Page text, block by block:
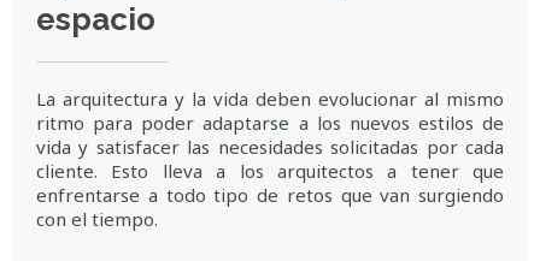
espacio
La arquitectura y la vida deben evolucionar al mismo
ritmo para poder adaptarse a los nuevos estilos de
vida y satisfacer las necesidades solicitadas por cada
cliente. Esto lleva a los arquitectos a tener que
enfrentarse a todo tipo de retos que van surgiendo
con el tiempo.